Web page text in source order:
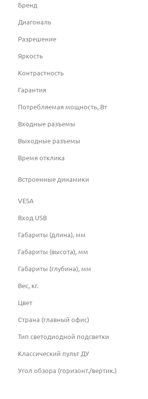
Бренд
Диагональ
Разрешение
Яркость
Контрастность
Гарантия
Потребляемая мощность, Вт
Входные разъемы
Выходные разъемы
Время отклика
Встроенные динамики
VESA
Вход USB
Габариты (длина), мм
Габариты (высота), мм
Габариты (глубина), мм
Вес, кг.
Цвет
Страна (главный офис)
Тип светодиодной подсветки
Классический пульт ДУ
Угол обзора (горизонт./вертик.)